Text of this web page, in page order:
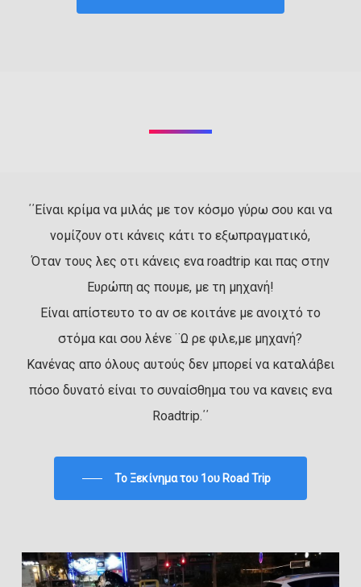
΄΄Είναι κρίμα να μιλάς με τον κόσμο γύρω σου και να
νομίζουν οτι κάνεις κάτι το εξωπραγματικό,
Όταν τους λες οτι κάνεις ενα roadtrip και πας στην
Ευρώπη ας πουμε, με τη μηχανή!
Είναι απίστευτο το αν σε κοιτάνε με ανοιχτό το
στόμα και σου λένε ¨Ω ρε φιλε,με μηχανή?
Κανένας απο όλους αυτούς δεν μπορεί να καταλάβει
πόσο δυνατό είναι το συναίσθημα του να κανεις ενα
Roadtrip.΄΄
To Ξεκίνημα του 1ου Road Trip